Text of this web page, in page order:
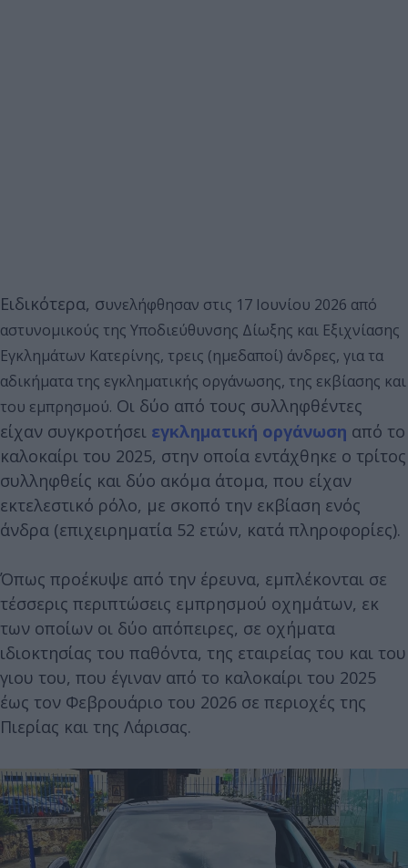
Ειδικότερα, συνελήφθησαν στις 17 Ιουνίου 2026 από
αστυνομικούς της Υποδιεύθυνσης Δίωξης και Εξιχνίασης
Εγκλημάτων Κατερίνης, τρεις (ημεδαποί) άνδρες, για τα
αδικήματα της εγκληματικής οργάνωσης, της εκβίασης και
του εμπρησμού. Οι δύο από τους συλληφθέντες
είχαν συγκροτήσει εγκληματική οργάνωση από το
καλοκαίρι του 2025, στην οποία εντάχθηκε ο τρίτος
συλληφθείς και δύο ακόμα άτομα, που είχαν
εκτελεστικό ρόλο, με σκοπό την εκβίαση ενός
άνδρα (επιχειρηματία 52 ετών, κατά πληροφορίες).
Όπως προέκυψε από την έρευνα, εμπλέκονται σε
τέσσερις περιπτώσεις εμπρησμού οχημάτων, εκ
των οποίων οι δύο απόπειρες, σε οχήματα
ιδιοκτησίας του παθόντα, της εταιρείας του και του
γιου του, που έγιναν από το καλοκαίρι του 2025
έως τον Φεβρουάριο του 2026 σε περιοχές της
Πιερίας και της Λάρισας.